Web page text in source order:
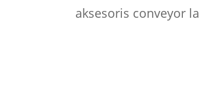
aksesoris conveyor